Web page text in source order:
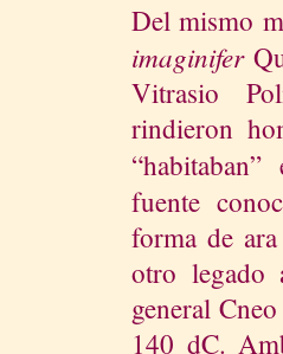
Del mismo
imaginifer
Vitrasio
rindieron
“habitaban”
fuente
forma de
otro
general
140 dC.